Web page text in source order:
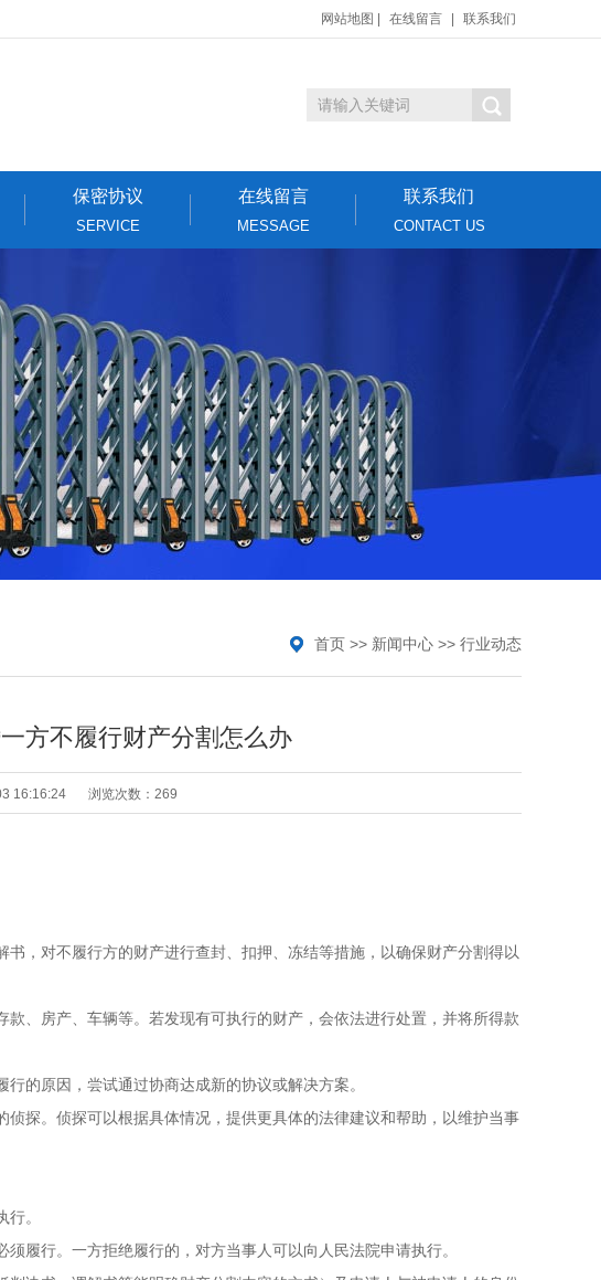
网站地图 在线留言 联系我们
保密协议
SERVICE
在线留言
MESSAGE
联系我们
CONTACT US
首页 >> 新闻中心 >> 行业动态
方不履行财产分割怎么办
16:16:24 浏览次数：269
，对不履行方的财产进行查封、扣押、冻结等措施，以确保财产分割得以
、房产、车辆等。若发现有可执行的财产，会依法进行处置，并将所得款
的原因，尝试通过协商达成新的协议或解决方案。
探。侦探可以根据具体情况，提供更具体的法律建议和帮助，以维护当事
。
履行。一方拒绝履行的，对方当事人可以向人民法院申请执行。